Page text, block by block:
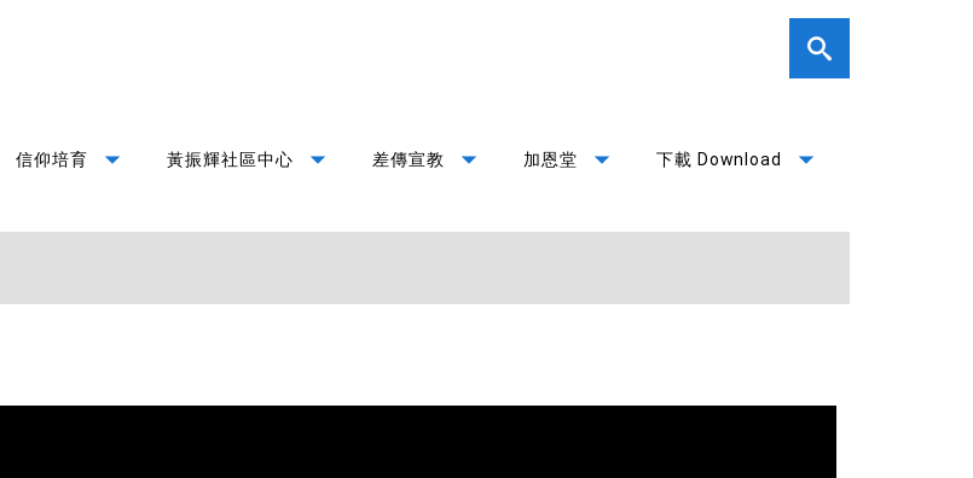
信仰培育 arrow_drop_down 黃振輝社區中心 arrow_drop_down 差傳宣教 arrow_drop_down 加恩堂 arrow_drop_down 下載 Download arrow_drop_down